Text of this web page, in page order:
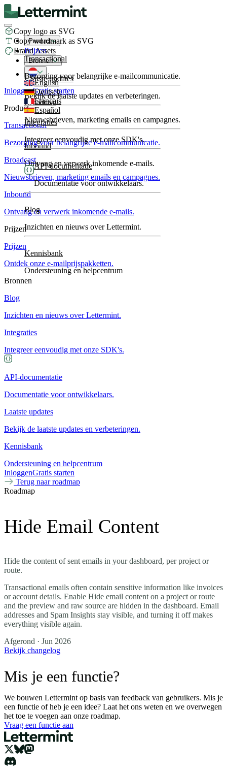
Copy logo as SVG
Copy wordmark as SVG
Brand Assets
Product
Transactional
Bezorging voor belangrijke e-mailcommunicatie.
Broadcast
Nieuwsbrieven, marketing emails en campagnes.
Inbound
Ontvang en verwerk inkomende e-mails.
Prijzen
Bronnen
Laatste updates
Bekijk de laatste updates en verbeteringen.
Integraties
Integreer eenvoudig met onze SDK's.
API-documentatie
Documentatie voor ontwikkelaars.
Blog
Inzichten en nieuws over Lettermint.
Kennisbank
Ondersteuning en helpcentrum
English
Deutsch
Français
Español
InloggenGratis starten
Product
Transactional
Bezorging voor belangrijke e-mailcommunicatie.
Broadcast
Nieuwsbrieven, marketing emails en campagnes.
Inbound
Ontvang en verwerk inkomende e-mails.
Prijzen
Prijzen
Ontdek onze e-mailprijspakketten.
Bronnen
Blog
Inzichten en nieuws over Lettermint.
Integraties
Integreer eenvoudig met onze SDK's.
API-documentatie
Documentatie voor ontwikkelaars.
Laatste updates
Bekijk de laatste updates en verbeteringen.
Kennisbank
Ondersteuning en helpcentrum
InloggenGratis starten
Terug naar roadmap
Roadmap
Hide Email Content
Hide the content of sent emails in your dashboard, per project or
route.
Transactional emails often contain sensitive information like invoices
or account details. Enable Hide email content on a project or route
and the preview and raw source are hidden in the dashboard. Email
addresses and Spam Insights stay visible, and turning it off makes
everything visible again.
Afgerond · Jun 2026
Bekijk changelog
Mis je een functie?
We bouwen Lettermint op basis van feedback van gebruikers. Mis je
een functie of heb je een idee? Laat het ons weten en we overwegen
het toe te voegen aan onze roadmap.
Vraag een functie aan